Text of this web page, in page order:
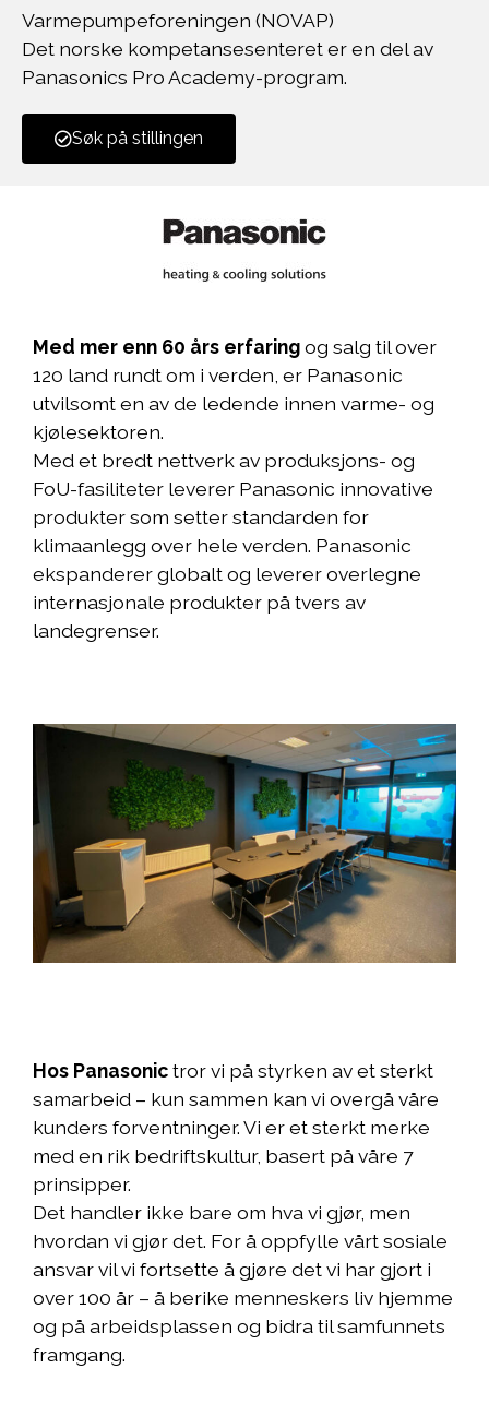
Varmepumpeforeningen (NOVAP)
Det norske kompetansesenteret er en del av
Panasonics Pro Academy-program.
Søk på stillingen
Med mer enn 60 års erfaringog salg til over
120 land rundt om i verden, er Panasonic
utvilsomt en av de ledende innen varme- og
kjølesektoren.
Med et bredt nettverk av produksjons- og
FoU-fasiliteter leverer Panasonic innovative
produkter som setter standarden for
klimaanlegg over hele verden. Panasonic
ekspanderer globalt og leverer overlegne
internasjonale produkter på tvers av
landegrenser.
Hos Panasonictror vi på styrken av et sterkt
samarbeid – kun sammen kan vi overgå våre
kunders forventninger. Vi er et sterkt merke
med en rik bedriftskultur, basert på våre 7
prinsipper.
Det handler ikke bare om hva vi gjør, men
hvordan vi gjør det. For å oppfylle vårt sosiale
ansvar vil vi fortsette å gjøre det vi har gjort i
over 100 år – å berike menneskers liv hjemme
og på arbeidsplassen og bidra til samfunnets
framgang.